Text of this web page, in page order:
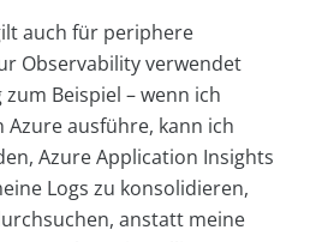
auch für periphere
Observability verwendet
Beispiel – wenn ich
Azure ausführe, kann ich
Azure Application Insights
Logs zu konsolidieren,
anstatt meine